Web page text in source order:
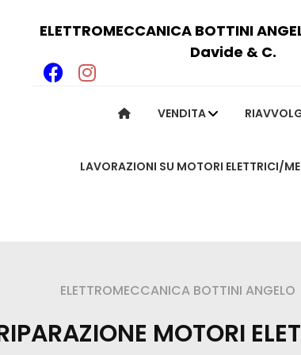
ELETTROMECCANICA BOTTINI
Davide & C.
VENDITA
LAVORAZIONI SU MOTORI ELETTRICI/
ELETTROMECCANICA BOTTINI ANGELO
MOTORI